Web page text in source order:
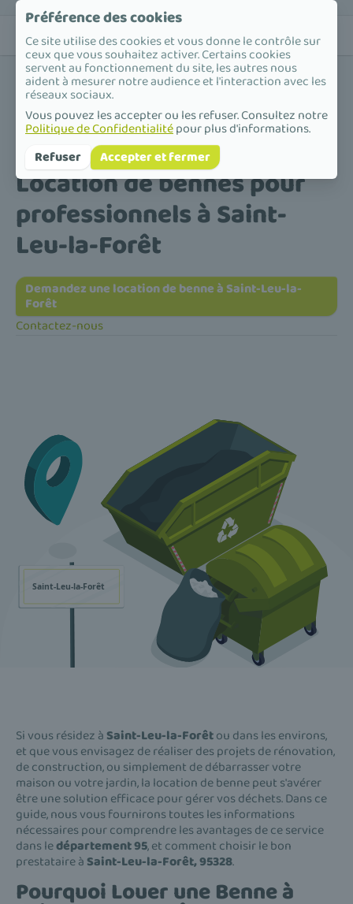
Accueil /Location de bennes pour professionnels /Île-de-France /
Val-d'Oise /Saint-Leu-la-Forêt
Location de bennes pour
professionnels à Saint-
Leu-la-Forêt
Demandez une location de benne à Saint-Leu-la-
Forêt
Contactez-nous
Si vous résidez à Saint-Leu-la-Forêtou dans les environs,
et que vous envisagez de réaliser des projets de rénovation,
de construction, ou simplement de débarrasser votre
maison ou votre jardin, la location de benne peut s'avérer
être une solution efficace pour gérer vos déchets. Dans ce
guide, nous vous fournirons toutes les informations
nécessaires pour comprendre les avantages de ce service
dans ledépartement 95, et comment choisir le bon
prestataire à Saint-Leu-la-Forêt, 95328.
Pourquoi Louer une Benne à
Préférence des cookies
Ce site utilise des cookies et vous donne le contrôle sur
ceux que vous souhaitez activer. Certains cookies
servent au fonctionnement du site, les autres nous
aident à mesurer notre audience et l'interaction avec les
réseaux sociaux.
Vous pouvez les accepter ou les refuser. Consultez notre
Politique de Confidentialitépour plus d'informations.
Refuser
Accepter et fermer